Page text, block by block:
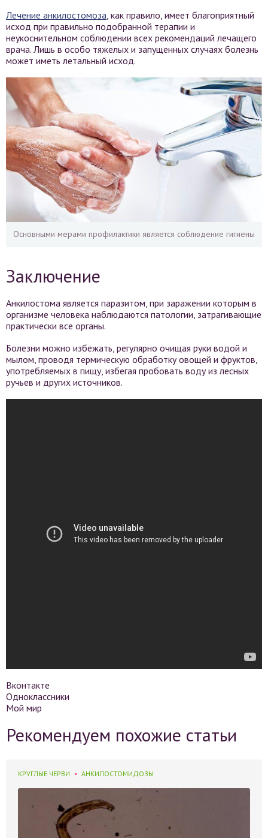
Лечение анкилостомоза , как правило, имеет благоприятный
исход при правильно подобранной терапии и
неукоснительном соблюдении всех рекомендаций лечащего
врача. Лишь в особо тяжелых и запущенных случаях болезнь
может иметь летальный исход.
Основными мерами профилактики является соблюдение гигиены
Заключение
Анкилостома является паразитом, при заражении которым в
организме человека наблюдаются патологии, затрагивающие
практически все органы.
Болезни можно избежать, регулярно очищая руки водой и
мылом, проводя термическую обработку овощей и фруктов,
употребляемых в пищу, избегая пробовать воду из лесных
ручьев и других источников.
Вконтакте
Одноклассники
Мой мир
Рекомендуем похожие статьи
КРУГЛЫЕ ЧЕРВИ АНКИЛОСТОМИДОЗЫ